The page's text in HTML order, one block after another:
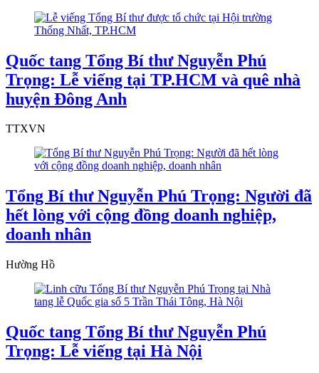
Quốc tang Tổng Bí thư Nguyễn Phú
Trọng: Lễ viếng tại TP.HCM và quê nhà
huyện Đông Anh
TTXVN
Tổng Bí thư Nguyễn Phú Trọng: Người đã
hết lòng với cộng đồng doanh nghiệp,
doanh nhân
Hường Hồ
Quốc tang Tổng Bí thư Nguyễn Phú
Trọng: Lễ viếng tại Hà Nội